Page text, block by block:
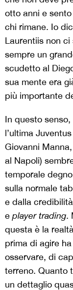
otto anni e
chi rimane. Io
Laurentiis non
sempre un
scudetto al
sua mente era
più importante
In questo
l’ultima
Giovanni
al Napoli)
temporale
sulla normale
e dalla
e player trading.
questa è la
prima di agire
osservare, di
terreno. Quanto
un dettaglio